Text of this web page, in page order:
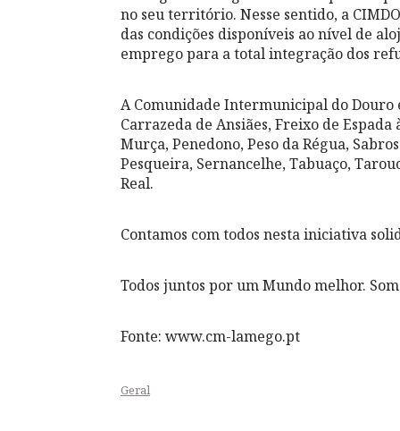
no seu território. Nesse sentido, a
das condições disponíveis ao nível de
emprego para a total integração dos
A Comunidade Intermunicipal do
Carrazeda de Ansiães, Freixo de
Murça, Penedono, Peso da Régua,
Pesqueira, Sernancelhe, Tabuaço,
Real.
Contamos com todos nesta iniciativa
Todos juntos por um Mundo melhor.
Fonte: www.cm-lamego.pt
Geral